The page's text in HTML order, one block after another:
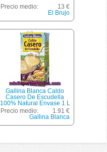
Precio medio:
13 €
El Brujo
Gallina Blanca Caldo
Casero De Escudella
100% Natural Envase 1 L
Precio medio:
1.91 €
Gallina Blanca